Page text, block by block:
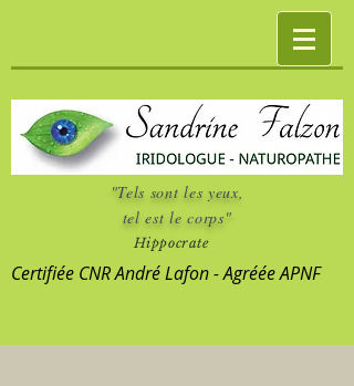
"Tels sont les yeux,
tel est le corps"
Hippocrate
Certifiée CNR André Lafon - Agréée APNF